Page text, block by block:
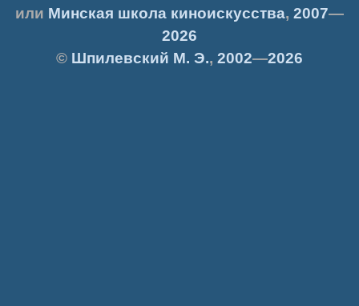
или Минская школа киноискусства, 2007—
2026
© Шпилевский М. Э., 2002—2026